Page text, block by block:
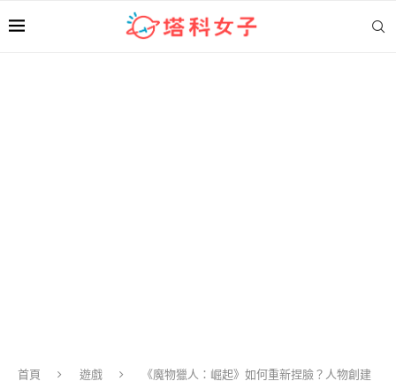
首頁 遊戲
《魔物獵人：崛起》如何重新捏臉？人物創建